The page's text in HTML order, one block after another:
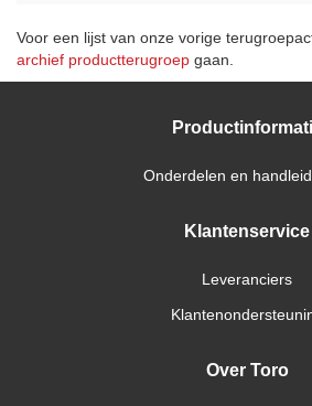
Voor een lijst van onze vorige
archief productterugroep gaan.
Onderdelen en
Klantenservice
Leveranciers
Over Toro